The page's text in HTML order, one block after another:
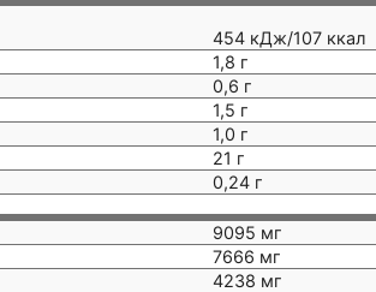
454 кДж/107 ккал
1,8 г
0,6 г
1,5 г
1,0 г
21 г
0,24 г
9095 мг
7666 мг
4238 мг